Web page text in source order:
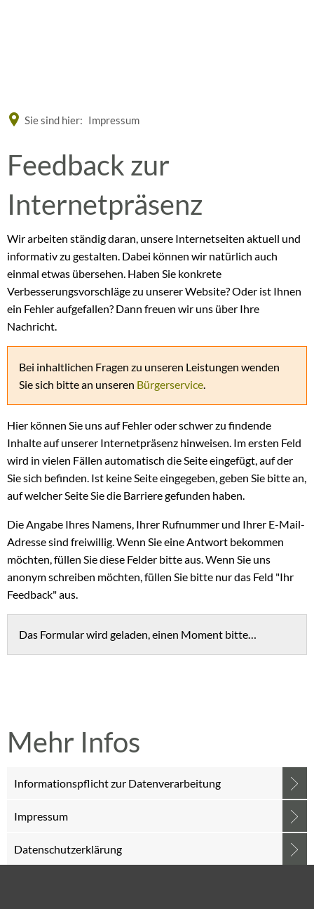
Sie sind hier: Impressum
Feedback
zur
Internetseite
Feedback zur
Internetpräsenz
Wir arbeiten ständig daran, unsere Internetseiten aktuell und
informativ zu gestalten. Dabei können wir natürlich auch
einmal etwas übersehen. Haben Sie konkrete
Verbesserungsvorschläge zu unserer Website? Oder ist Ihnen
ein Fehler aufgefallen? Dann freuen wir uns über Ihre
Nachricht.
Bei inhaltlichen Fragen zu unseren Leistungen wenden
Sie sich bitte an unseren Bürgerservice.
Hier können Sie uns auf Fehler oder schwer zu findende
Inhalte auf unserer Internetpräsenz hinweisen. Im ersten Feld
wird in vielen Fällen automatisch die Seite eingefügt, auf der
Sie sich befinden. Ist keine Seite eingegeben, geben Sie bitte an,
auf welcher Seite Sie die Barriere gefunden haben.
Die Angabe Ihres Namens, Ihrer Rufnummer und Ihrer E-Mail-
Adresse sind freiwillig. Wenn Sie eine Antwort bekommen
möchten, füllen Sie diese Felder bitte aus. Wenn Sie uns
anonym schreiben möchten, füllen Sie bitte nur das Feld "Ihr
Feedback" aus.
Das Formular wird geladen, einen Moment bitte…
Mehr Infos
Informationspflicht zur Datenverarbeitung
Impressum
Datenschutzerklärung